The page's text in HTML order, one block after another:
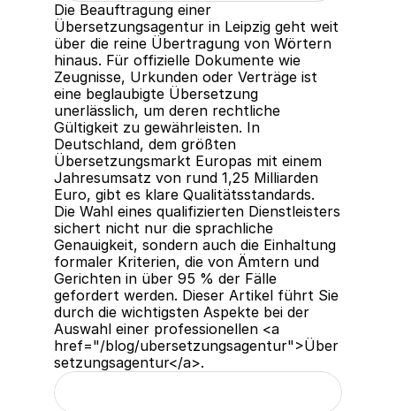
Die Beauftragung einer
Übersetzungsagentur in Leipzig geht weit
über die reine Übertragung von Wörtern
hinaus. Für offizielle Dokumente wie
Zeugnisse, Urkunden oder Verträge ist
eine beglaubigte Übersetzung
unerlässlich, um deren rechtliche
Gültigkeit zu gewährleisten. In
Deutschland, dem größten
Übersetzungsmarkt Europas mit einem
Jahresumsatz von rund 1,25 Milliarden
Euro, gibt es klare Qualitätsstandards.
Die Wahl eines qualifizierten Dienstleisters
sichert nicht nur die sprachliche
Genauigkeit, sondern auch die Einhaltung
formaler Kriterien, die von Ämtern und
Gerichten in über 95 % der Fälle
gefordert werden. Dieser Artikel führt Sie
durch die wichtigsten Aspekte bei der
Auswahl einer professionellen <a
href="/blog/ubersetzungsagentur">Über
setzungsagentur</a>.